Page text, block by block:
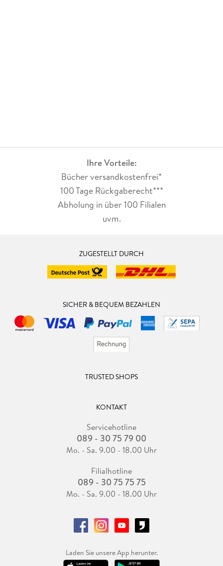
Ihre Vorteile:
Bücher versandkostenfrei*
100 Tage Rückgaberecht***
Abholung in über 100 Filialen
uvm.
ZUGESTELLT DURCH
SICHER & BEQUEM BEZAHLEN
TRUSTED SHOPS
KONTAKT
Servicehotline
089 - 30 75 79 00
Mo. - Sa. 9.00 - 18.00 Uhr
Filialhotline
089 - 30 75 75 75
Mo. - Sa. 9.00 - 18.00 Uhr
Laden Sie unsere App herunter.